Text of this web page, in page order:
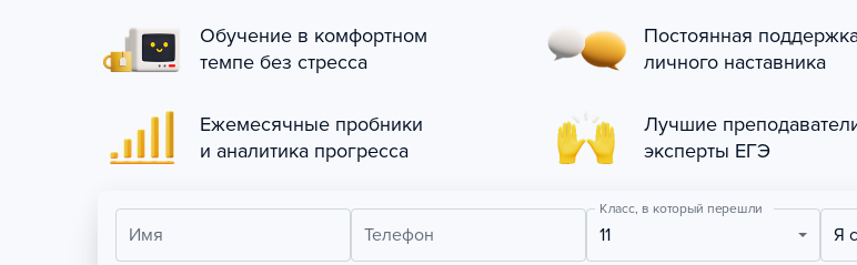
Обучение в комфортном
темпе без стресса
Постоянная
личного наставника
Ежемесячные пробники
и аналитика прогресса
Лучшие
эксперты ЕГЭ
Имя Телефон
Класс, в который перешли
11